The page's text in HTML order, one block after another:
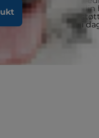
til at støtte din
blanding, samt
for en bedre i